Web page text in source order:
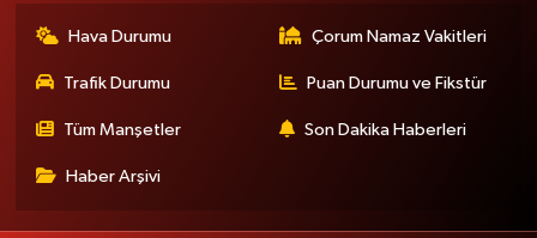
Hava Durumu Çorum Namaz Vakitleri
Trafik Durumu Puan Durumu ve Fikstür
Tüm Manşetler Son Dakika Haberleri
Haber Arşivi